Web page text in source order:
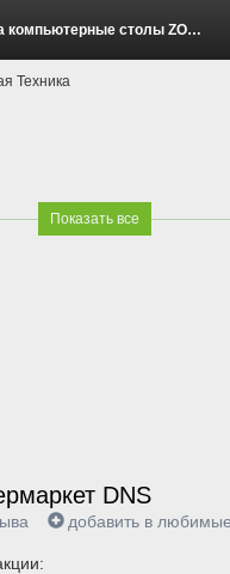
столы ZONE 51!" (29 Мая - 15 Июня 2026)
Техника
Показать все
DNS
добавить в любимые